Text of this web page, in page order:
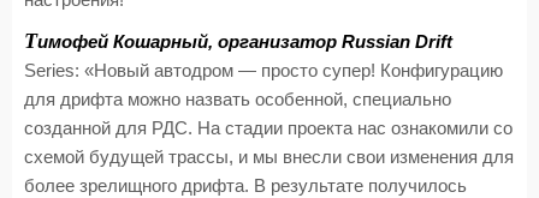
Тимофей Кошарный, организатор Russian Drift
Series: «Новый автодром — просто супер! Конфигурацию
для дрифта можно назвать особенной, специально
созданной для РДС. На стадии проекта нас ознакомили со
схемой будущей трассы, и мы внесли свои изменения для
более зрелищного дрифта. В результате получилось